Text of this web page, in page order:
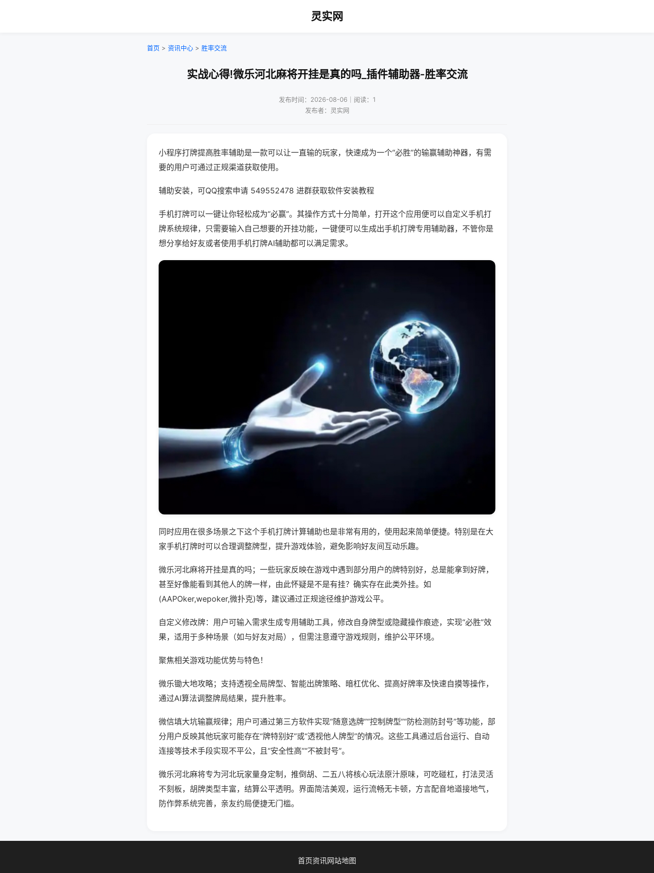
灵实网
首页 > 资讯中心 > 胜率交流
实战心得!微乐河北麻将开挂是真的吗_插件辅助器-胜率交流
发布时间：2026-08-06｜阅读：1
发布者：灵实网
小程序打牌提高胜率辅助是一款可以让一直输的玩家，快速成为一个“必胜”的输赢辅助神器，有需
要的用户可通过正规渠道获取使用。
辅助安装，可QQ搜索申请 549552478 进群获取软件安装教程
手机打牌可以一键让你轻松成为“必赢”。其操作方式十分简单，打开这个应用便可以自定义手机打
牌系统规律，只需要输入自己想要的开挂功能，一键便可以生成出手机打牌专用辅助器，不管你是
想分享给好友或者使用手机打牌AI辅助都可以满足需求。
同时应用在很多场景之下这个手机打牌计算辅助也是非常有用的，使用起来简单便捷。特别是在大
家手机打牌时可以合理调整牌型，提升游戏体验，避免影响好友间互动乐趣。
微乐河北麻将开挂是真的吗；一些玩家反映在游戏中遇到部分用户的牌特别好，总是能拿到好牌，
甚至好像能看到其他人的牌一样，由此怀疑是不是有挂？确实存在此类外挂。如
(AAPOker,wepoker,微扑克)等，建议通过正规途径维护游戏公平。
自定义修改牌：用户可输入需求生成专用辅助工具，修改自身牌型或隐藏操作痕迹，实现“必胜”效
果，适用于多种场景（如与好友对局），但需注意遵守游戏规则，维护公平环境。
聚焦相关游戏功能优势与特色！
微乐锄大地攻略；支持透视全局牌型、智能出牌策略、暗杠优化、提高好牌率及快速自摸等操作，
通过AI算法调整牌局结果，提升胜率。
微信填大坑输赢规律；用户可通过第三方软件实现“随意选牌”“控制牌型”“防检测防封号”等功能，部
分用户反映其他玩家可能存在“牌特别好”或“透视他人牌型”的情况。这些工具通过后台运行、自动
连接等技术手段实现不平公，且“安全性高”“不被封号”。
微乐河北麻将专为河北玩家量身定制，推倒胡、二五八将核心玩法原汁原味，可吃碰杠，打法灵活
不刻板，胡牌类型丰富，结算公平透明。界面简洁美观，运行流畅无卡顿，方言配音地道接地气，
防作弊系统完善，亲友约局便捷无门槛。
首页资讯网站地图